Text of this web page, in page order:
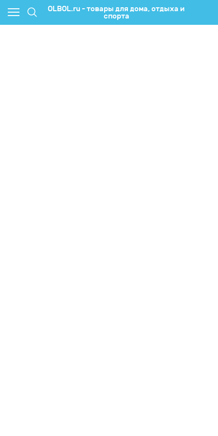
OLBOL.ru - товары для дома, отдыха и
спорта